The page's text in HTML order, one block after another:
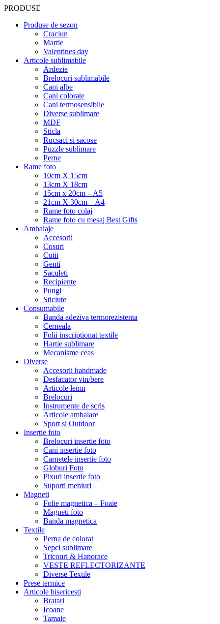
PRODUSE
Produse de sezon
Craciun
Martie
Valentines day
Articole sublimabile
Ardezie
Brelocuri sublimabile
Cani albe
Cani colorate
Cani termosensibile
Diverse sublimare
MDF
Sticla
Rucsaci si sacose
Puzzle sublimare
Perne
Rame foto
10cm X 15cm
13cm X 18cm
15cm x 20cm – A5
21cm X 30cm – A4
Rame foto colaj
Rame foto cu mesaj Best Gifts
Ambalaje
Accesorii
Cosuri
Cutii
Genti
Saculeti
Recipiente
Pungi
Sticlute
Consumabile
Banda adeziva termorezistenta
Cerneala
Folii inscriptionat textile
Hartie sublimare
Mecanisme ceas
Diverse
Accesorii handmade
Desfacator vin/bere
Articole lemn
Brelocuri
Instrumente de scris
Articole ambalare
Sport si Outdoor
Insertie foto
Brelocuri insertie foto
Cani insertie foto
Carnetele insertie foto
Globuri Foto
Pixuri insertie foto
Suporti meniuri
Magneti
Folie magnetica – Foaie
Magneti foto
Banda magnetica
Textile
Perna de colorat
Sepci sublimare
Tricouri & Hanorace
VESTE REFLECTORIZANTE
Diverse Textile
Prese termice
Articole bisericesti
Bratari
Icoane
Tamaie